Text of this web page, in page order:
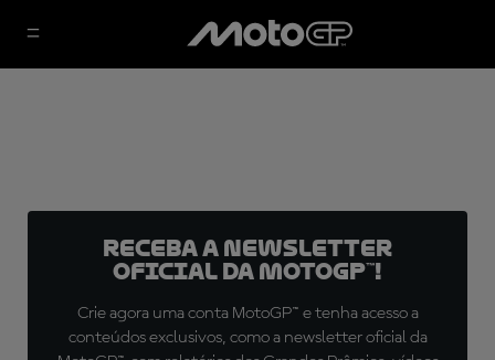
Receba a newsletter
oficial da MotoGP™!
Crie agora uma conta MotoGP™ e tenha acesso a
conteúdos exclusivos, como a newsletter oficial da